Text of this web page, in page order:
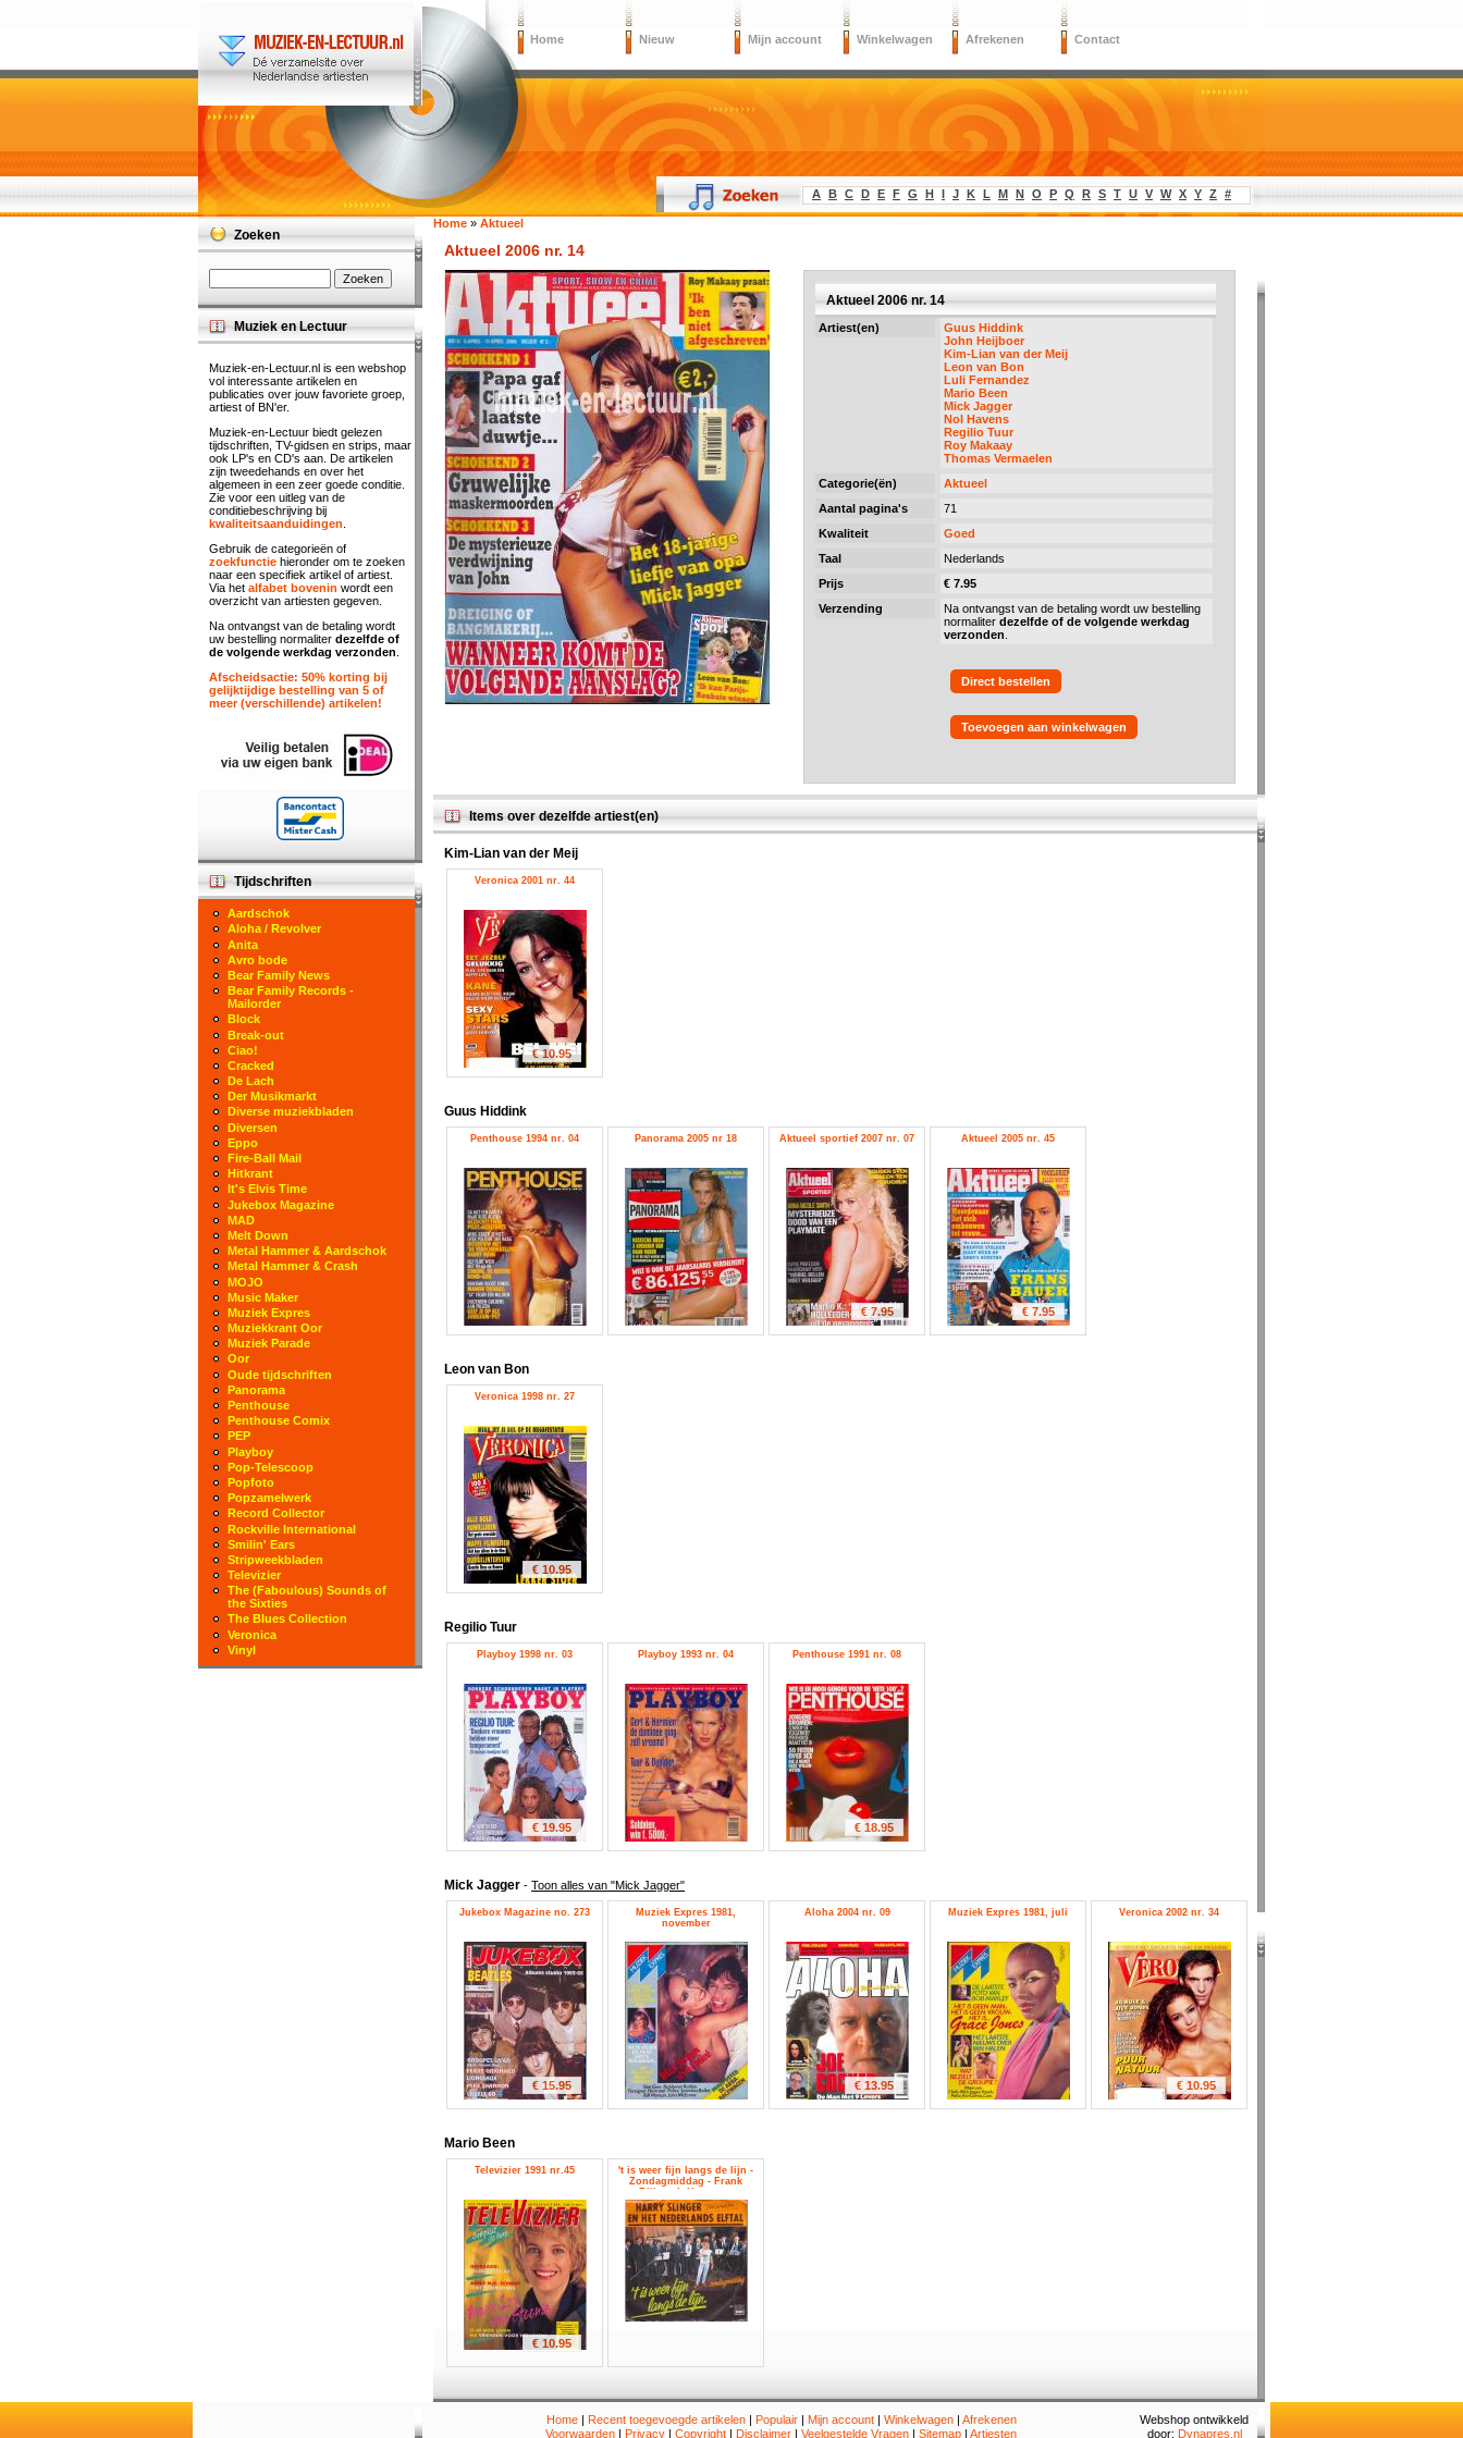
Home Nieuw Mijn account Winkelwagen Afrekenen Contact
A B C D E F G H I J K L M N O P Q R S T U V W X Y Z #
Home » Aktueel
Aktueel 2006 nr. 14
Aktueel 2006 nr. 14
Artiest(en)
Guus Hiddink
John Heijboer
Kim-Lian van der Meij
Leon van Bon
Luli Fernandez
Mario Been
Mick Jagger
Nol Havens
Regilio Tuur
Roy Makaay
Thomas Vermaelen
Categorie(ën)
Aktueel
Aantal pagina's
71
Kwaliteit
Goed
Taal
Nederlands
Prijs
€ 7.95
Verzending
Na ontvangst van de betaling wordt uw bestelling
normaliter dezelfde of de volgende werkdag
verzonden
Direct bestellen
Toevoegen aan winkelwagen
Items over dezelfde artiest(en)
Kim-Lian van der Meij
Veronica 2001 nr. 44
€ 10.95
Guus Hiddink
Penthouse 1994 nr. 04 Panorama 2005 nr 18 Aktueel sportief 2007 nr. 07
€ 7.95
Aktueel 2005 nr. 45
€ 7.95
Leon van Bon
Veronica 1998 nr. 27
€ 10.95
Regilio Tuur
Playboy 1998 nr. 03
€ 19.95
Playboy 1993 nr. 04 Penthouse 1991 nr. 08
€ 18.95
Mick Jagger - Toon alles van "Mick Jagger"
Jukebox Magazine no. 273
€ 15.95
Muziek Expres 1981,
november
Aloha 2004 nr. 09
€ 13.95
Muziek Expres 1981, juli Veronica 2002 nr. 34
€ 10.95
Mario Been
Televizier 1991 nr.45
€ 10.95
't is weer fijn langs de lijn -
Zondagmiddag - Frank
Rijkaard, Hans van
Breukelen, Harry Slinger,
Het Nederlands Elftal, Marco
van Basten, Mario Been,
Simon Tahamata
Zoeken
Muziek en Lectuur
Muziek-en-Lectuur.nl is een webshop
vol interessante artikelen en
publicaties over jouw favoriete groep,
artiest of BN'er.
Muziek-en-Lectuur biedt gelezen
tijdschriften, TV-gidsen en strips, maar
ook LP's en CD's aan. De artikelen
zijn tweedehands en over het
algemeen in een zeer goede conditie.
Zie voor een uitleg van de
conditiebeschrijving bij
kwaliteitsaanduidingen
Gebruik de categorieën of
zoekfunctie hieronder om te zoeken
naar een specifiek artikel of artiest.
Via het alfabet bovenin wordt een
overzicht van artiesten gegeven.
Na ontvangst van de betaling wordt
uw bestelling normaliter dezelfde of
de volgende werkdag verzonden
Afscheidsactie: 50% korting bij
gelijktijdige bestelling van 5 of
meer (verschillende) artikelen!
Tijdschriften
Aardschok
Aloha / Revolver
Anita
Avro bode
Bear Family News
Bear Family Records -
Mailorder
Block
Break-out
Ciao!
Cracked
De Lach
Der Musikmarkt
Diverse muziekbladen
Diversen
Eppo
Fire-Ball Mail
Hitkrant
It's Elvis Time
Jukebox Magazine
MAD
Melt Down
Metal Hammer & Aardschok
Metal Hammer & Crash
MOJO
Music Maker
Muziek Expres
Muziekkrant Oor
Muziek Parade
Oor
Oude tijdschriften
Panorama
Penthouse
Penthouse Comix
PEP
Playboy
Pop-Telescoop
Popfoto
Popzamelwerk
Record Collector
Rockville International
Smilin' Ears
Stripweekbladen
Televizier
The (Faboulous) Sounds of
the Sixties
The Blues Collection
Veronica
Vinyl
Webshop ontwikkeld
door: Dynapres.nl
Home| Recent toegevoegde artikelen| Populair| Mijn account| Winkelwagen| Afrekenen
Voorwaarden | Privacy | Copyright | Disclaimer | Veelgestelde Vragen | Sitemap | Artiesten